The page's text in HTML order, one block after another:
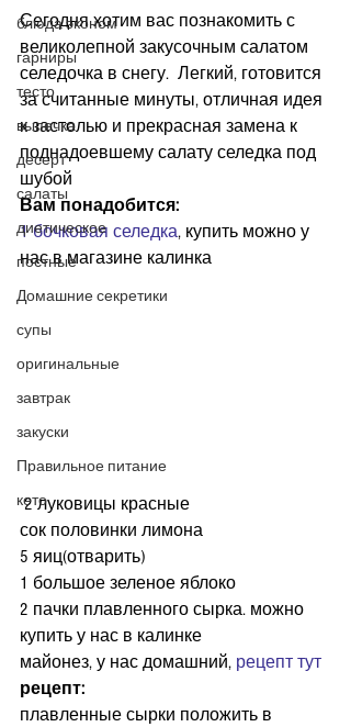
блюда эконом
гарниры
тесто
выпечка
десерт
салаты
диетическое
постные
Домашние секретики
супы
оригинальные
завтрак
закуски
Правильное питание
кето
Сегодня хотим вас познакомить с
великолепной закусочным салатом
селедочка в снегу.  Легкий, готовится
за считанные минуты, отличная идея
к застолью и прекрасная замена к
поднадоевшему салату селедка под
шубой
Вам понадобится:
1 бочковая селедка, купить можно у
нас в магазине калинка
2 луковицы красные
сок половинки лимона
5 яиц(отварить)
1 большое зеленое яблоко
2 пачки плавленного сырка. можно
купить у нас в калинке
майонез, у нас домашний, рецепт тут
рецепт:
плавленные сырки положить в